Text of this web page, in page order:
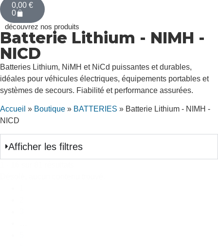
0,00 €
0
découvrez nos produits
Batterie Lithium - NIMH -
NICD
Batteries Lithium, NiMH et NiCd puissantes et durables,
idéales pour véhicules électriques, équipements portables et
systèmes de secours. Fiabilité et performance assurées.
Accueil » Boutique » BATTERIES » Batterie Lithium - NIMH -
NICD
Afficher les filtres